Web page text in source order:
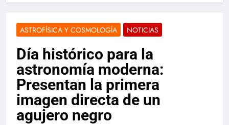
ASTROFÍSICA Y COSMOLOGÍA NOTICIAS
Día histórico para la
astronomía moderna:
Presentan la primera
imagen directa de un
agujero negro